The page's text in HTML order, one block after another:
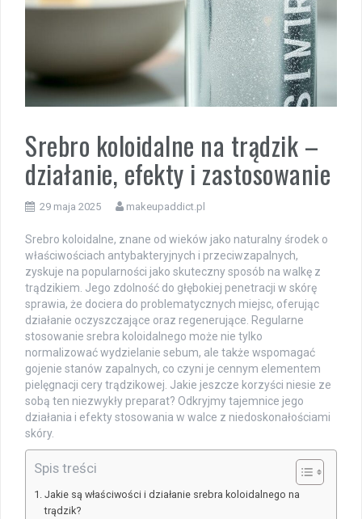
Srebro koloidalne na trądzik –
działanie, efekty i zastosowanie
29 maja 2025 makeupaddict.pl
Srebro koloidalne, znane od wieków jako naturalny środek o
właściwościach antybakteryjnych i przeciwzapalnych,
zyskuje na popularności jako skuteczny sposób na walkę z
trądzikiem. Jego zdolność do głębokiej penetracji w skórę
sprawia, że dociera do problematycznych miejsc, oferując
działanie oczyszczające oraz regenerujące. Regularne
stosowanie srebra koloidalnego może nie tylko
normalizować wydzielanie sebum, ale także wspomagać
gojenie stanów zapalnych, co czyni je cennym elementem
pielęgnacji cery trądzikowej. Jakie jeszcze korzyści niesie ze
sobą ten niezwykły preparat? Odkryjmy tajemnice jego
działania i efekty stosowania w walce z niedoskonałościami
skóry.
Spis treści
Jakie są właściwości i działanie srebra koloidalnego na
trądzik?